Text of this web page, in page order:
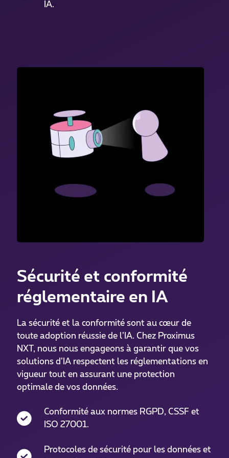
IA.
Sécurité et conformité
réglementaire en IA
La sécurité et la conformité sont au cœur de
toute adoption réussie de l’IA. Chez Proximus
NXT, nous nous engageons à garantir que vos
solutions d’IA respectent les réglementations en
vigueur tout en assurant une protection
optimale de vos données.
Conformité aux normes RGPD, CSSF et
ISO 27001.
Protocoles de sécurité pour les données et